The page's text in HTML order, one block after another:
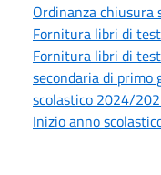
Ordinanza chiusura
Fornitura libri di
Fornitura libri di
secondaria di primo
scolastico 2024/
Inizio anno